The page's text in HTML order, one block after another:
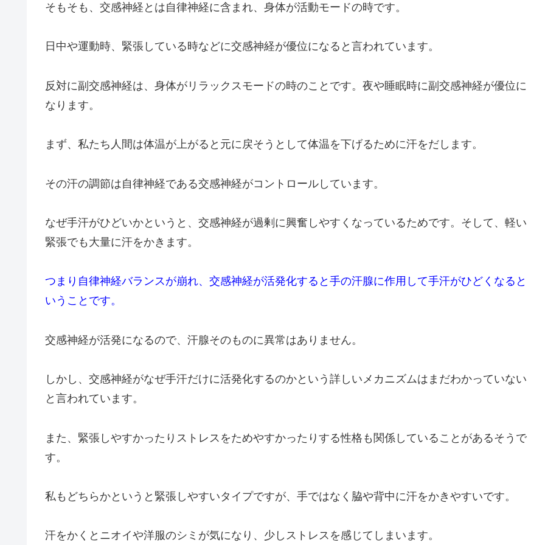
そもそも、交感神経とは自律神経に含まれ、身体が活動モードの時です。
日中や運動時、緊張している時などに交感神経が優位になると言われています。
反対に副交感神経は、身体がリラックスモードの時のことです。 夜や睡眠時に副交感神経が優位に
なります。
まず、私たち人間は体温が上がると元に戻そうとして体温を下げるために汗をだします。
その汗の調節は自律神経である交感神経がコントロールしています。
なぜ手汗がひどいかというと、交感神経が過剰に興奮しやすくなっているためです。 そして、軽い
緊張でも大量に汗をかきます。
つまり自律神経バランスが崩れ、交感神経が活発化すると手の汗腺に作用して手汗がひどくなると
いうことです。
交感神経が活発になるので、汗腺そのものに異常はありません。
しかし、交感神経がなぜ手汗だけに活発化するのかという詳しいメカニズムはまだわかっていない
と言われています。
また、緊張しやすかったりストレスをためやすかったりする性格も関係していることがあるそうで
す。
私もどちらかというと緊張しやすいタイプですが、手ではなく脇や背中に汗をかきやすいです。
汗をかくとニオイや洋服のシミが気になり、少しストレスを感じてしまいます。